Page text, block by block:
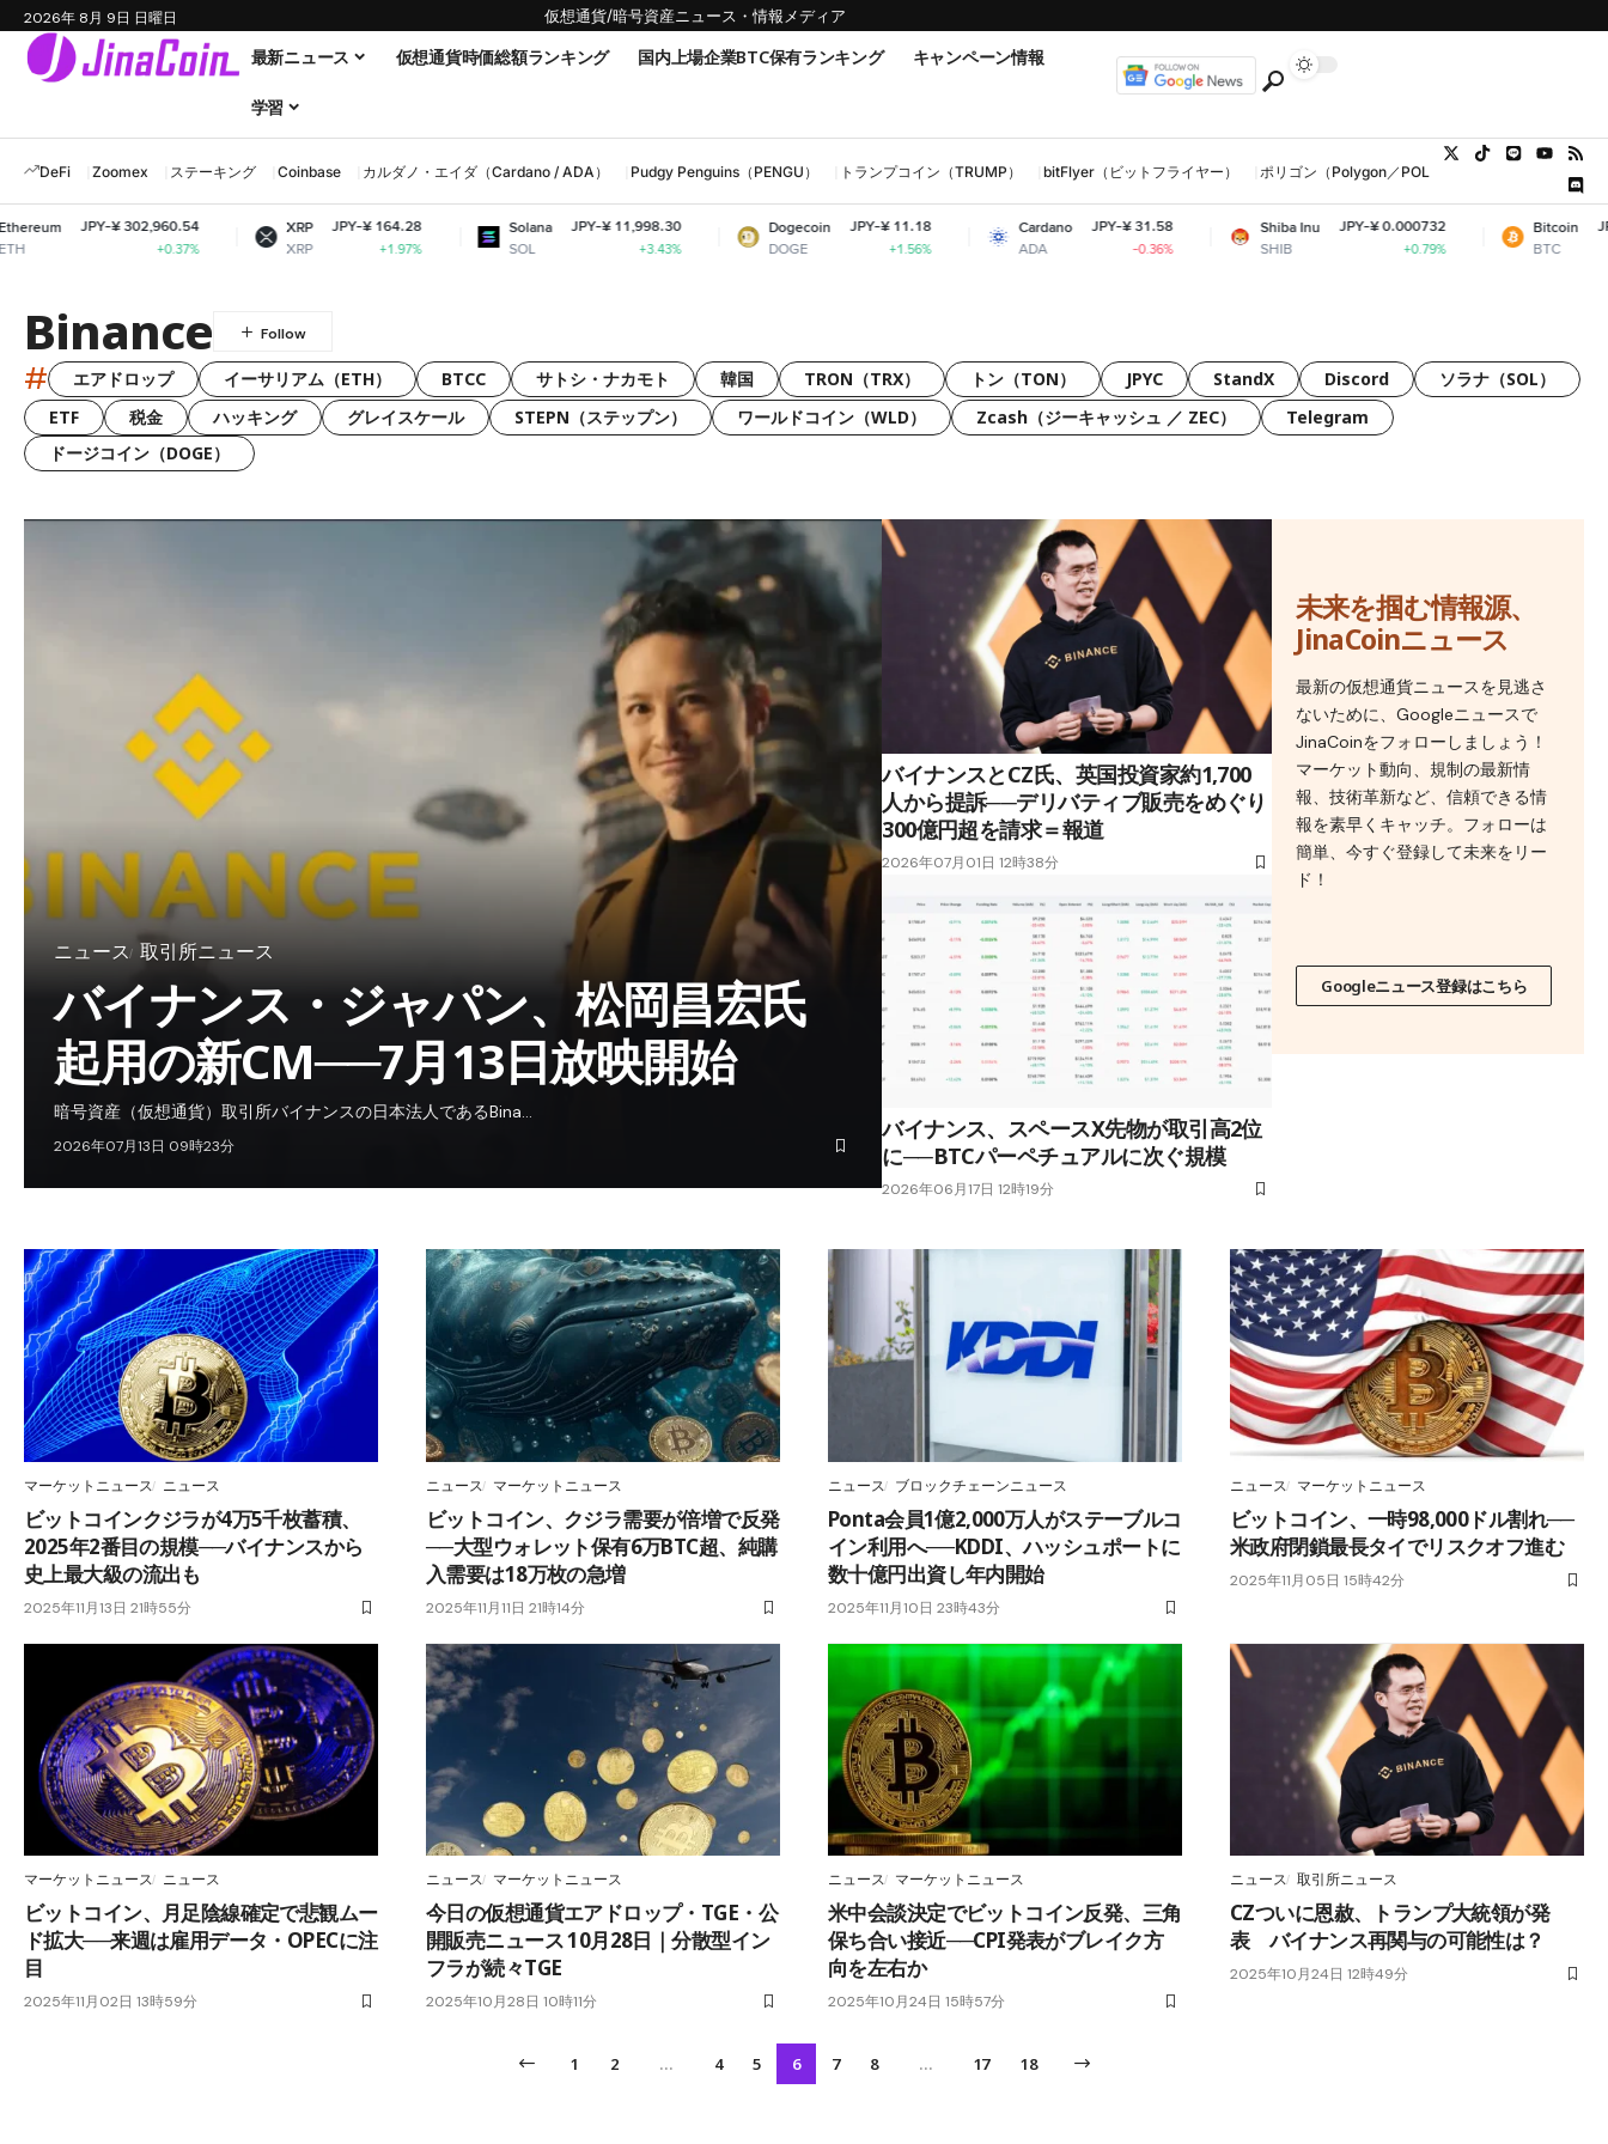
2026年 8月 9日 日曜日 仮想通貨/暗号資産ニュース・情報メディア
最新ニュース 仮想通貨時価総額ランキング 国内上場企業BTC保有ランキング キャンペーン情報
学習
DeFi Zoomex ステーキング Coinbase カルダノ・エイダ（Cardano / ADA） Pudgy Penguins（PENGU） トランプコイン（TRUMP） bitFlyer（ビットフライヤー） ポリゴン（Polygon／POL、MATIC）
302,960.54
XRP
XRP
JPY-¥ 164.28
+1.97%
Solana
SOL
JPY-¥ 11,998.30
+3.43%
Dogecoin
DOGE
JPY-¥ 11.18
+1.56%
Cardano
ADA
JPY-¥ 31.58
-0.36%
Shiba Inu
SHIB
JPY-¥ 0.000732
+0.79%
Bitcoin
BTC
JPY-¥
Binance
# エアドロップ イーサリアム（ETH） BTCC サトシ・ナカモト 韓国 TRON（TRX） トン（TON） JPYC StandX Discord
ソラナ（SOL）
ETF
税金 ハッキング グレイスケール STEPN（ステップン） ワールドコイン（WLD） Zcash（ジーキャッシュ ／ ZEC）
Telegram
ドージコイン（DOGE）
ニュース 取引所ニュース
バイナンス・ジャパン、松岡昌宏氏
起用の新CM──7月13日放映開始
暗号資産（仮想通貨）取引所バイナンスの日本法人であるBina…
2026年07月13日 09時23分
バイナンスとCZ氏、英国投資家約1,700
人から提訴──デリバティブ販売をめぐり
300億円超を請求＝報道
2026年07月01日 12時38分
バイナンス、スペースX先物が取引高2位
に──BTCパーペチュアルに次ぐ規模
2026年06月17日 12時19分
未来を掴む情報源、
JinaCoinニュース
最新の仮想通貨ニュースを見逃さ
ないために、Googleニュースで
JinaCoinをフォローしましょう！
マーケット動向、規制の最新情
報、技術革新など、信頼できる情
報を素早くキャッチ。フォローは
簡単、今すぐ登録して未来をリー
ド！
Googleニュース登録はこちら
マーケットニュース ニュース
ビットコインクジラが4万5千枚蓄積、
2025年2番目の規模──バイナンスから
史上最大級の流出も
2025年11月13日 21時55分
ニュース マーケットニュース
ビットコイン、クジラ需要が倍増で反発
──大型ウォレット保有6万BTC超、純購
入需要は18万枚の急増
2025年11月11日 21時14分
ニュース ブロックチェーンニュース
Ponta会員1億2,000万人がステーブルコ
イン利用へ──KDDI、ハッシュポートに
数十億円出資し年内開始
2025年11月10日 23時43分
ニュース マーケットニュース
ビットコイン、一時98,000ドル割れ──
米政府閉鎖最長タイでリスクオフ進む
2025年11月05日 15時42分
マーケットニュース ニュース
ビットコイン、月足陰線確定で悲観ムー
ド拡大──来週は雇用データ・OPECに注
目
2025年11月02日 13時59分
ニュース マーケットニュース
今日の仮想通貨エアドロップ・TGE・公
開販売ニュース 10月28日｜分散型イン
フラが続々TGE
2025年10月28日 10時11分
ニュース マーケットニュース
米中会談決定でビットコイン反発、三角
保ち合い接近──CPI発表がブレイク方
向を左右か
2025年10月24日 15時57分
ニュース 取引所ニュース
CZついに恩赦、トランプ大統領が発
表 バイナンス再関与の可能性は？
2025年10月24日 12時49分
1 2 … 4 5 6 7 8 … 17 18